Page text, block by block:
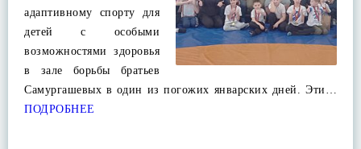
адаптивному спорту для
детей с особыми
возможностями здоровья
в зале борьбы братьев
Самургашевых в один из погожих январских дней. Эти…
ПОДРОБНЕЕ